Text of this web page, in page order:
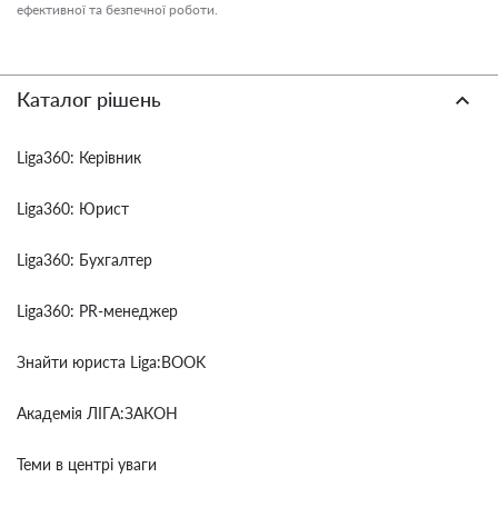
ефективної та безпечної роботи.
Каталог рішень
Liga360: Керівник
Liga360: Юрист
Liga360: Бухгалтер
Liga360: PR-менеджер
Знайти юриста Liga:BOOK
Академія ЛІГА:ЗАКОН
Теми в центрі уваги